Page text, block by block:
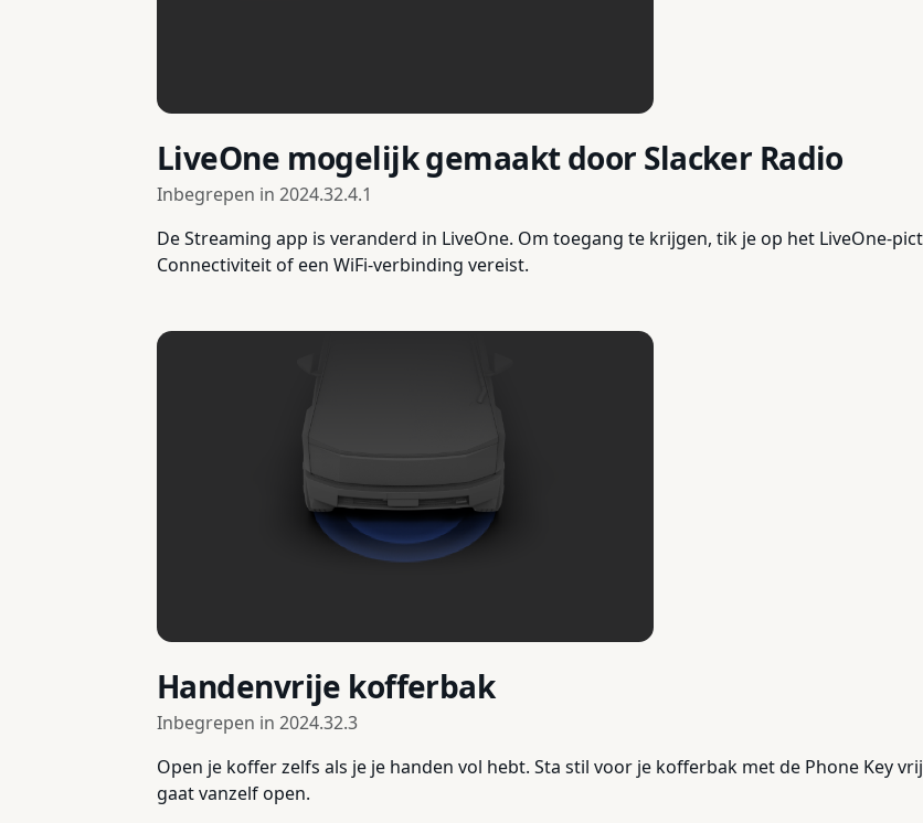
LiveOne mogelijk gemaakt door Slacker Radio
Inbegrepen in 2024.32.4.1
De Streaming app is veranderd in LiveOne. Om toegang te krijgen, tik je op het LiveOne-
Connectiviteit of een WiFi-verbinding vereist.
Handenvrije kofferbak
Inbegrepen in 2024.32.3
Open je koffer zelfs als je je handen vol hebt. Sta stil voor je kofferbak met de Phone Key
gaat vanzelf open.